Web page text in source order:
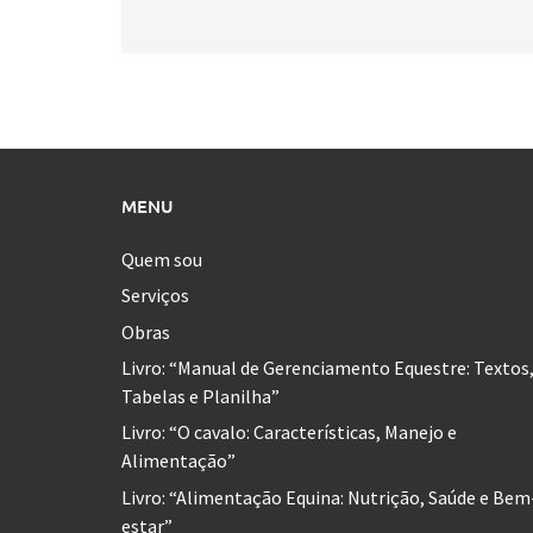
MENU
Quem sou
Serviços
Obras
Livro: “Manual de Gerenciamento Equestre: Textos,
Tabelas e Planilha”
Livro: “O cavalo: Características, Manejo e
Alimentação”
Livro: “Alimentação Equina: Nutrição, Saúde e
estar”